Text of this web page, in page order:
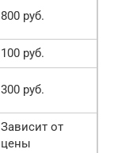
800 руб.
100 руб.
300 руб.
Зависит от
цены